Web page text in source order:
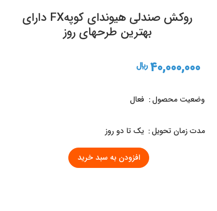
روکش صندلی هیوندای کوپهFX دارای
بهترین طرحهای روز
ريال 40,000,000
وضعیت محصول فعال
مدت زمان تحويل یک تا دو روز